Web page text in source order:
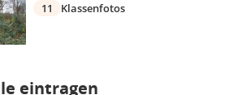
11
Klassenfotos
eintragen